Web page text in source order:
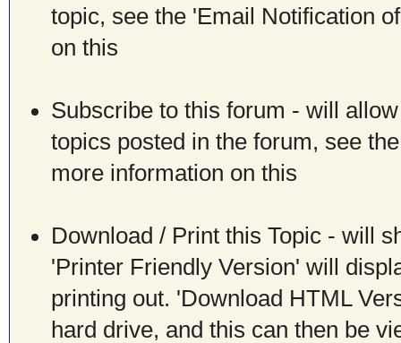
topic, see the 'Email Notification
on this
Subscribe to this forum - will
topics posted in the forum, see
more information on this
Download / Print this Topic - will
'Printer Friendly Version' will
printing out. 'Download HTML
hard drive, and this can then be